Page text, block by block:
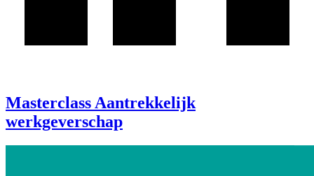
Masterclass Aantrekkelijk
werkgeverschap